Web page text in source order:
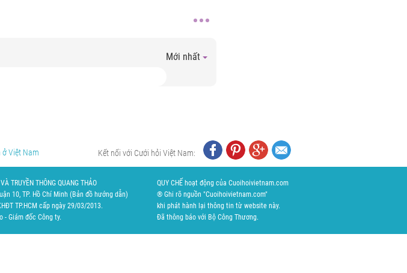
Mới nhất
Việt Nam Kết nối với Cưới hỏi Việt Nam:
TRUYỀN THÔNG QUANG THẢO
10, TP. Hồ Chí Minh ( Bản đồ hướng dẫn)
TP.HCM cấp ngày 29/03/2013.
- Giám đốc Công ty.
QUY CHẾ hoạt động của Cuoihoivietnam.com
® Ghi rõ nguồn "Cuoihoivietnam.com"
khi phát hành lại thông tin từ website này.
Đã thông báo với Bộ Công Thương.